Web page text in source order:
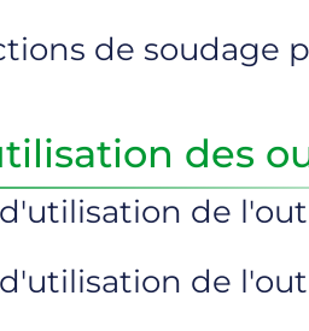
de soudage
des
de
de